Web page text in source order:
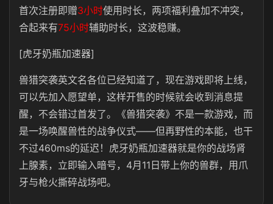
首次注册即赠3小时使用时长，两项福利叠加不冲突，
合起来有75小时辅助时长，这波稳赚。
[虎牙奶瓶加速器]
兽猎突袭英文名各位已经知道了，现在游戏即将上线，
可以先加入愿望单，这样开售的时候就会收到消息提
醒，不会错过首发了。《兽猎突袭》不是一款游戏，而
是一场唤醒兽性的战争仪式——但再野性的本能，也干
不过460ms的延迟！虎牙奶瓶加速器就是你的战场肾
上腺素， 立即输入暗号，4月11日带上你的兽群，用爪
牙与枪火撕碎战场吧。